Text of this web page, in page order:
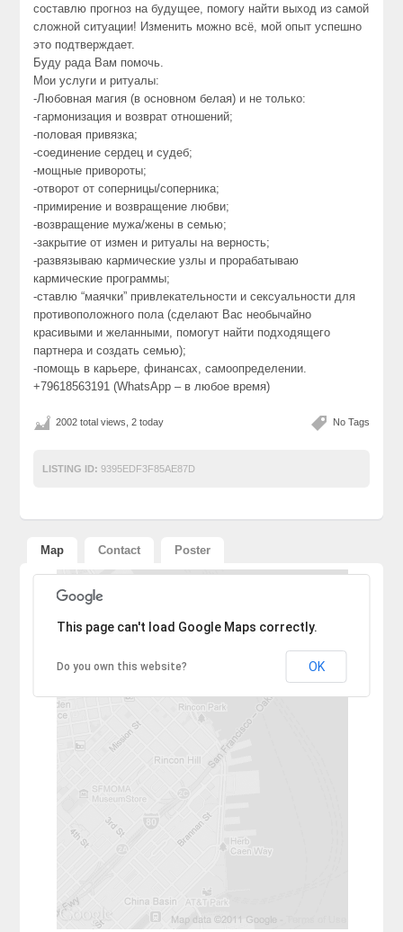
составлю прогноз на будущее, помогу найти выход из самой
сложной ситуации! Изменить можно всё, мой опыт успешно
это подтверждает.
Буду рада Вам помочь.
Мои услуги и ритуалы:
-Любовная магия (в основном белая) и не только:
-гармонизация и возврат отношений;
-половая привязка;
-соединение сердец и судеб;
-мощные привороты;
-отворот от соперницы/соперника;
-примирение и возвращение любви;
-возвращение мужа/жены в семью;
-закрытие от измен и ритуалы на верность;
-развязываю кармические узлы и прорабатываю
кармические программы;
-ставлю “маячки” привлекательности и сексуальности для
противоположного пола (сделают Вас необычайно
красивыми и желанными, помогут найти подходящего
партнера и создать семью);
-помощь в карьере, финансах, самоопределении.
+79618563191 (WhatsApp – в любое время)
No Tags
2002 total views, 2 today
LISTING ID: 9395EDF3F85AE87D
Map Contact Poster
Sorry, the address could not be found.
This page can't load Google Maps correctly.
Do you own this website? OK